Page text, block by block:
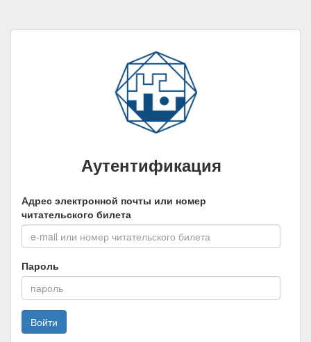
Аутентификация
Адрес электронной почты или номер
читательского билета
Пароль
Войти